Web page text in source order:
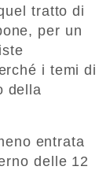
tratto di
per un
i temi di
della
entrata
delle 12